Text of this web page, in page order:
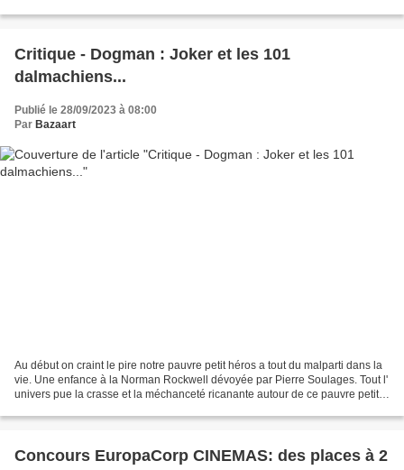
Critique - Dogman : Joker et les 101
dalmachiens...
Publié le 28/09/2023 à 08:00
Par Bazaart
Au début on craint le pire notre pauvre petit héros a tout du malparti dans la
vie. Une enfance à la Norman Rockwell dévoyée par Pierre Soulages. Tout l'
univers pue la crasse et la méchanceté ricanante autour de ce pauvre petit
Concours EuropaCorp CINEMAS: des places à 2